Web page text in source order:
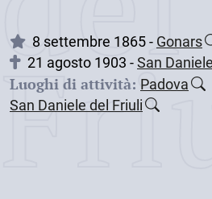
8 settembre 1865 - Gonars
21 agosto 1903 -San
Luoghi di attività: Padova
San Daniele del Friuli